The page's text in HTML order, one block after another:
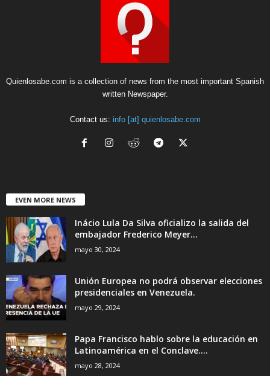
Quienlosabe.com is a collection of news from the most important Spanish
written Newspaper.
Contact us: info [at] quienlosabe.com
EVEN MORE NEWS
Inácio Lula Da Silva oficializo la salida del
embajador Frederico Meyer...
mayo 30, 2024
Unión Europea no podrá observar elecciones
presidenciales en Venezuela.
mayo 29, 2024
Papa Francisco hablo sobre la educación en
Latinoamérica en el Conclave....
mayo 28, 2024